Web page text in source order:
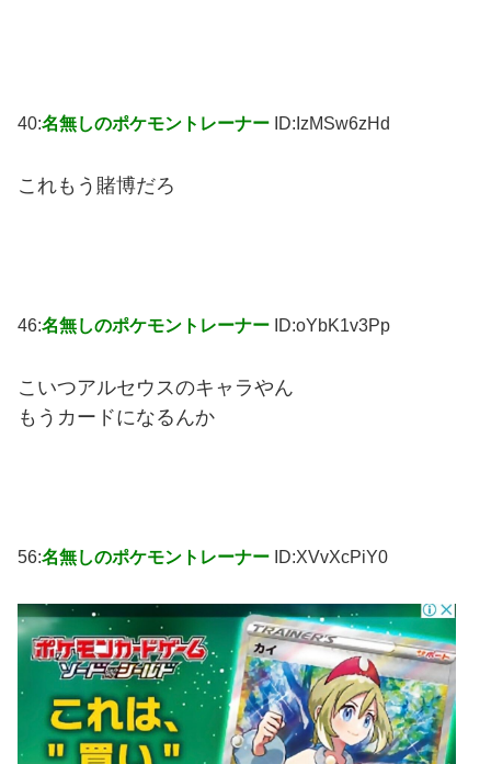
40:名無しのポケモントレーナー ID:IzMSw6zHd
これもう賭博だろ
46:名無しのポケモントレーナー ID:oYbK1v3Pp
こいつアルセウスのキャラやん
もうカードになるんか
56:名無しのポケモントレーナー ID:XVvXcPiY0